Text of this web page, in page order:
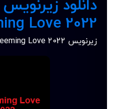
Love 2022
زیرنویس Redeeming Love 2022